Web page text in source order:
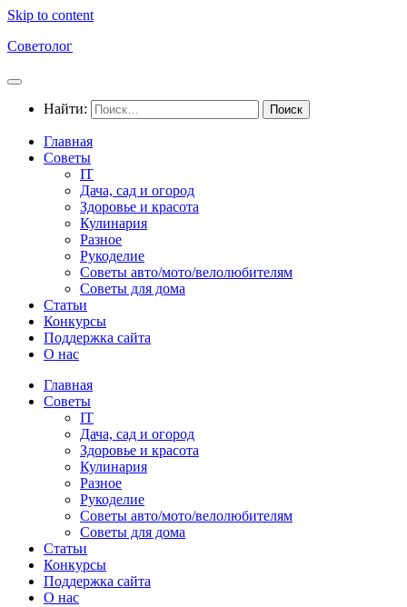
Skip to content
Советолог
Найти:
Главная
Советы
IT
Дача, сад и огород
Здоровье и красота
Кулинария
Разное
Рукоделие
Советы авто/мото/велолюбителям
Советы для дома
Статьи
Конкурсы
Поддержка сайта
О нас
Главная
Советы
IT
Дача, сад и огород
Здоровье и красота
Кулинария
Разное
Рукоделие
Советы авто/мото/велолюбителям
Советы для дома
Статьи
Конкурсы
Поддержка сайта
О нас